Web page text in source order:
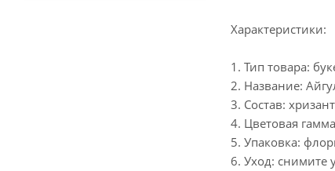
Характеристики:
1. Тип товара:
2. Название:
3. Состав:
4. Цветовая
5. Упаковка:
6. Уход: снимите